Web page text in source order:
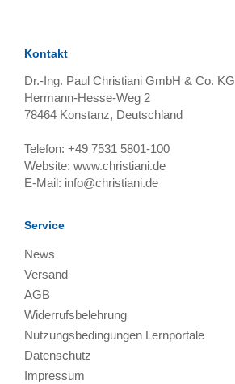
Kontakt
Dr.-Ing. Paul Christiani GmbH & Co. KG
Hermann-Hesse-Weg 2
78464 Konstanz, Deutschland
Telefon: +49 7531 5801-100
Website: www.christiani.de
E-Mail: info@christiani.de
Service
News
Versand
AGB
Widerrufsbelehrung
Nutzungsbedingungen Lernportale
Datenschutz
Impressum